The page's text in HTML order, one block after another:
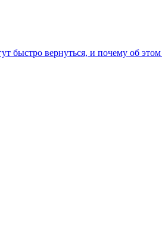
быстро вернуться, и почему об этом